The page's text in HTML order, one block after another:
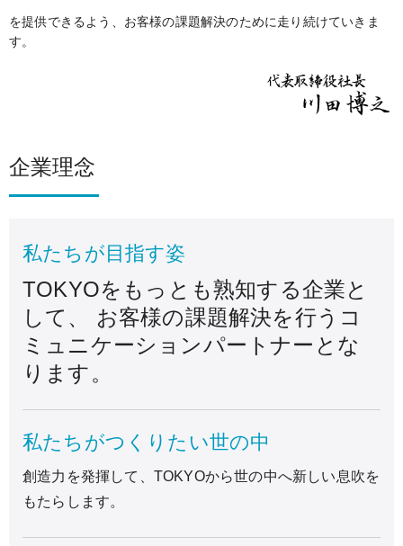
を提供できるよう、お客様の課題解決のために走り続けていきま
す。
企業理念
私たちが目指す姿
TOKYOをもっとも熟知する企業と
して、
お客様の課題解決を行うコ
ミュニケーションパートナーとな
ります。
私たちがつくりたい世の中
創造力を発揮して、TOKYOから世の中へ新しい息吹を
もたらします。